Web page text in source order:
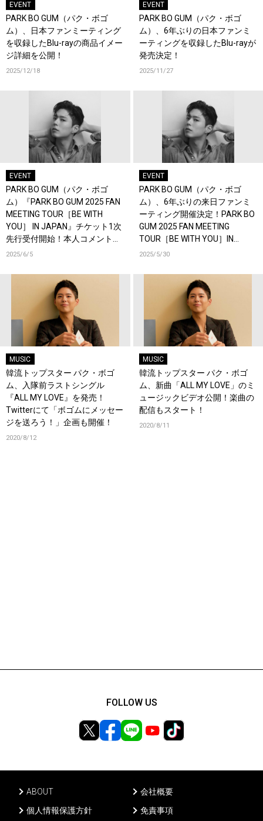
EVENT
PARK BO GUM（パク・ボゴ
ム）、日本ファンミーティング
を収録したBlu-rayの商品イメー
ジ詳細を公開！
2025/12/18
EVENT
PARK BO GUM（パク・ボゴ
ム）、6年ぶりの日本ファンミ
ーティングを収録したBlu-rayが
発売決定！
2025/11/27
EVENT
PARK BO GUM（パク・ボゴ
ム）『PARK BO GUM 2025 FAN
MEETING TOUR［BE WITH
YOU］ IN JAPAN』チケット1次
先行受付開始！本人コメント動
画も公開！
2025/6/5
EVENT
PARK BO GUM（パク・ボゴ
ム）、6年ぶりの来日ファンミ
ーティング開催決定！PARK BO
GUM 2025 FAN MEETING
TOUR［BE WITH YOU］IN
JAPAN、横浜・ぴあアリーナ
2025/5/30
MUSIC
韓流トップスター パク・ボゴ
ム、入隊前ラストシングル
『ALL MY LOVE』を発売！
Twitterにて「ボゴムにメッセー
ジを送ろう！」企画も開催！
2020/8/12
MUSIC
韓流トップスター パク・ボゴ
ム、新曲「ALL MY LOVE」のミ
ュージックビデオ公開！楽曲の
配信もスタート！
2020/8/11
ABOUT
会社概要
個人情報保護方針
免責事項
FOLLOW US